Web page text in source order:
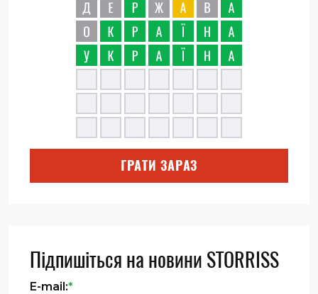
ГРАТИ ЗАРАЗ
Підпишіться на новини STORRISS
E-mail:*